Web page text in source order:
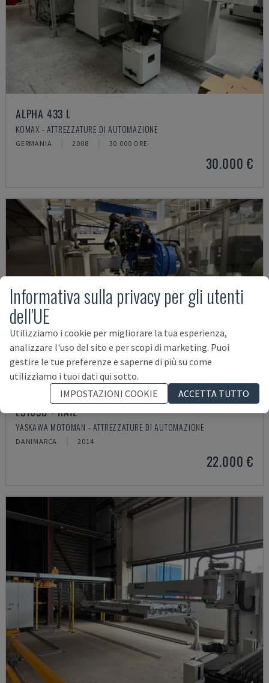
ALPHA 433 L
KOMAX - ATTREZZATURE DI AUTOMAZIONE
GERMANIA 2008 30.000 ORE
30.000 €
ES165D + RAIL
YASKAWA MOTOMAN - ATTREZZATURE DI AUTOMAZIONE
DANIMARCA 2014
22.000 €
Informativa sulla privacy per gli utenti
dell'UE
Utilizziamo i cookie per migliorare la tua esperienza,
analizzare l'uso del sito e per scopi di marketing. Puoi
gestire le tue preferenze e saperne di più su come
utilizziamo i tuoi dati qui sotto.
IMPOSTAZIONI COOKIE
ACCETTA TUTTO